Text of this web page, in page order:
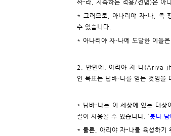
짜-라, 지속하는 적용/전념)은 아
* 그러므로, 아나리야 자-나, 즉
수 있습니다.
* 아나리야 자-나에 도달한 이들
2. 반면에, 아리야 자-나(Ariya
인 목표는 닙바-나를 얻는 것임을
* 닙바-나는 이 세상에 있는 대상
절이 사용될 수 있습니다. ‘붓다 담
* 물론, 아리야 자-나를 육성하기